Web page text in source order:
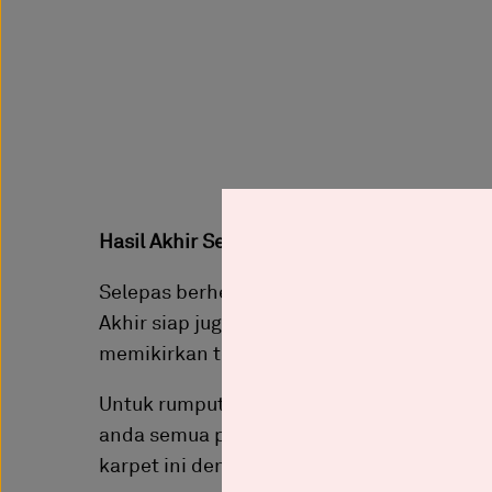
Hasil Akhir Selepas Projek Memasang
Selepas berhempas pulas melakukan
Akhir siap juga projek kami sekeluarga ini.
memikirkan tentang masalah rumput
Untuk rumput karpet ini, saya beli di
anda semua pilih. Daripada ketebalan
karpet ini dengan ketebalan 25mm.